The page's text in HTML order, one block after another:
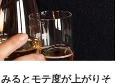
るとモテ度が上がりそ